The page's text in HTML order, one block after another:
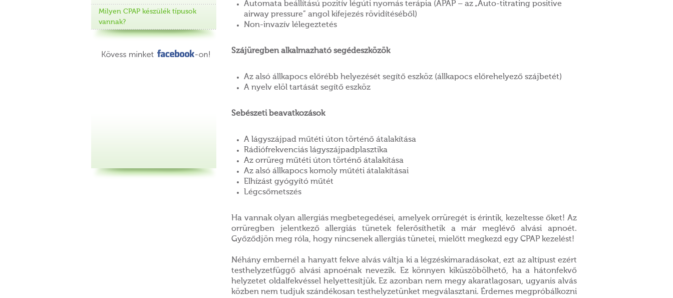
Milyen CPAP készülék típusok
vannak?
Automata beállítású pozitív légúti nyomás terápia (APAP – az „Auto-titrating positive
airway pressure” angol kifejezés rövidítéséből)
Non-invazív lélegeztetés
Szájüregben alkalmazható segédeszközök
Az alsó állkapocs előrébb helyezését segítő eszköz (állkapocs előrehelyező szájbetét)
A nyelv elöl tartását segítő eszköz
Sebészeti beavatkozások
A lágyszájpad műtéti úton történő átalakítása
Rádiófrekvenciás lágyszájpadplasztika
Az orrüreg műtéti úton történő átalakítása
Az alsó állkapocs komoly műtéti átalakításai
Elhízást gyógyító műtét
Légcsőmetszés
Ha vannak olyan allergiás megbetegedései, amelyek orrüregét is érintik, kezeltesse őket! Az
orrüregben jelentkező allergiás tünetek felerősíthetik a már meglévő alvási apnoét.
Győződjön meg róla, hogy nincsenek allergiás tünetei, mielőtt megkezd egy CPAP kezelést!
Néhány embernél a hanyatt fekve alvás váltja ki a légzéskimaradásokat, ezt az altípust ezért
testhelyzetfüggő alvási apnoénak nevezik. Ez könnyen kiküszöbölhető, ha a hátonfekvő
helyzetet oldalfekvéssel helyettesítjük. Ez azonban nem megy akaratlagosan, ugyanis alvás
közben nem tudjuk szándékosan testhelyzetünket megválasztani. Érdemes megpróbálkozni